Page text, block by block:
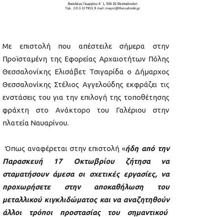
Με επιστολή που απέστειλε σήμερα στην
Προϊσταμένη της Εφορείας Αρχαιοτήτων Πόλης
Θεσσαλονίκης Ελισάβετ Τσιγαρίδα ο Δήμαρχος
Θεσσαλονίκης Στέλιος Αγγελούδης εκφράζει τις
ενστάσεις του για την επιλογή της τοποθέτησης
φράχτη στο Ανάκτορο του Γαλέριου στην
πλατεία Ναυαρίνου.
Όπως αναφέρεται στην επιστολή «ήδη από την
Παρασκευή 17 Οκτωβρίου ζήτησα να
σταματήσουν άμεσα οι σχετικές εργασίες, να
προχωρήσετε στην αποκαθήλωση του
μεταλλικού κιγκλιδώματος και να αναζητηθούν
άλλοι τρόποι προστασίας του σημαντικού